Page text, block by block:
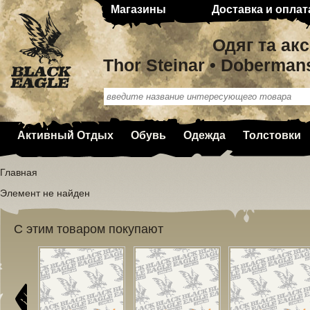
Магазины Доставка и
Одяг та
Thor Steinar •
Активный Отдых Обувь Одежда Толстовки
Главная
Элемент не найден
С этим товаром покупают